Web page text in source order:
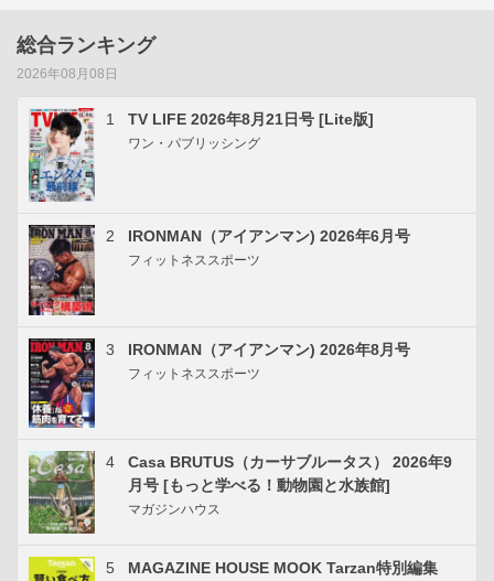
総合ランキング
2026年08月08日
1 TV LIFE 2026年8月21日号 [Lite版]
ワン・パブリッシング
2 IRONMAN（アイアンマン) 2026年6月号
フィットネススポーツ
3 IRONMAN（アイアンマン) 2026年8月号
フィットネススポーツ
4
Casa BRUTUS（カーサブルータス） 2026年9
月号 [もっと学べる！動物園と水族館]
マガジンハウス
5
MAGAZINE HOUSE MOOK Tarzan特別編集